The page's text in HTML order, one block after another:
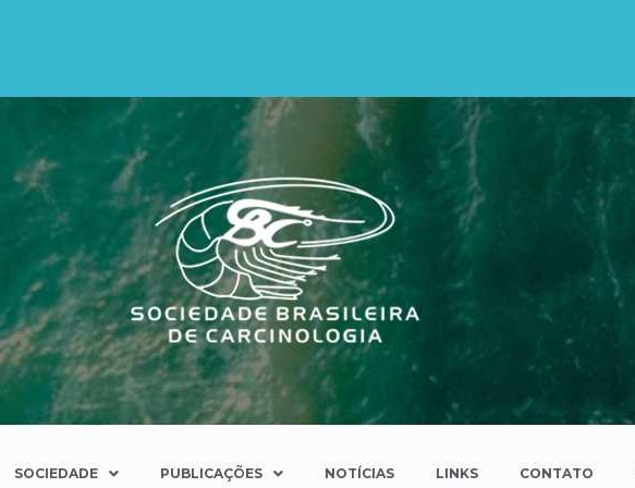
SOCIEDADE PUBLICAÇÕES NOTÍCIAS LINKS CONTATO